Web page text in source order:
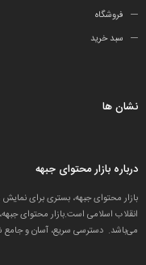
فروشگاه
سبد خرید
نشان ها
درباره بازار محتوای جبهه
بازار محتوای جبهه، بستری برای
انقلاب اسلامی است.بازار محتوای
می‌باشد. دسترسی سریع، آسان و جامع